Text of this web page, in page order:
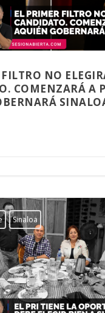
NO
COMENZARÁ A
Sinaloa